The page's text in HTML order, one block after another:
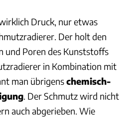
Druck, nur etwas
Der holt den
und Poren des Kunststoffs
in Kombination mit
man übrigenschemisch-
. Der Schmutz wird nicht
auch abgerieben. Wie